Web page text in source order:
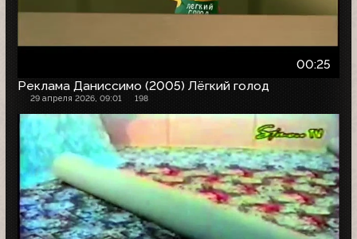
00:25
Реклама Даниссимо (2005) Лёгкий голод
29 апреля 2026, 09:01 198